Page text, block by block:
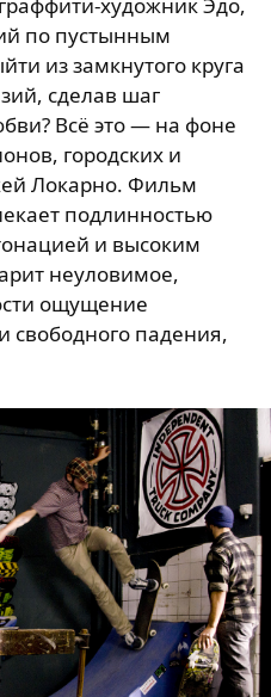
художник Эдо,
по пустынным
из замкнутого круга
сделав шаг
Всё это — на фоне
городских и
Локарно. Фильм
подлинностью
и высоким
неуловимое,
ощущение
свободного падения,